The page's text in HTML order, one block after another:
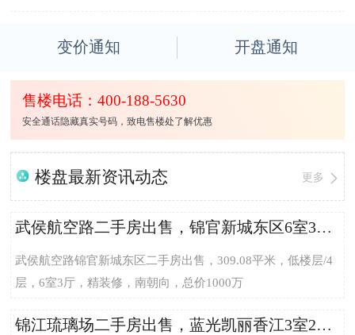
变价通知 开盘通知
售楼电话：400-188-5630
安全通话隐藏真实号码，致电售楼处了解优惠
楼盘最新资讯动态 更多
武侯航空路二手房出售，锦官新城东区6室3厅309.08平米总价1000万，单价32354.08元/平米
武侯航空路锦官新城东区二手房出售，309.08平米，低楼层/4
层，6室3厅，精装修，南朝向，总价1000万
锦江琉璃场二手房出售，蓝光凯丽香江3室2厅89.62平米总价190万，单价21200.62元/平米